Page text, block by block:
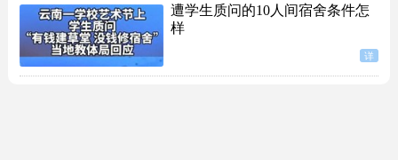
遭学生质问的10人间宿舍条件怎
样
详